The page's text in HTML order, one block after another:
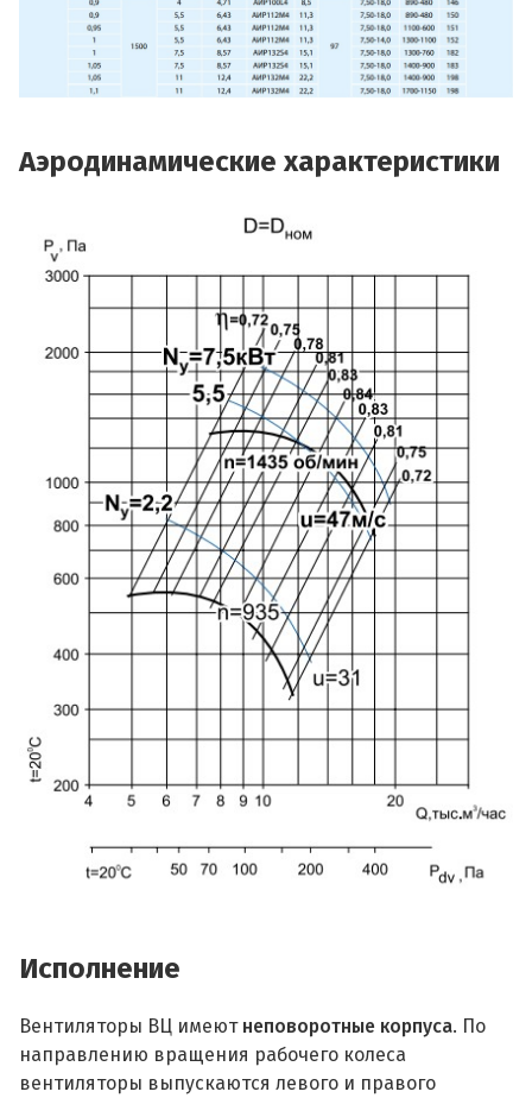
Аэродинамические характеристики
Исполнение
Вентиляторы ВЦ имеют неповоротные корпуса. По
направлению вращения рабочего колеса
вентиляторы выпускаются левого и правого